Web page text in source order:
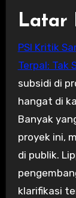
Latar
PSI Kritik
Terpal: Tak
subsidi di
hangat di
Banyak
proyek ini,
di publik.
klarifikasi